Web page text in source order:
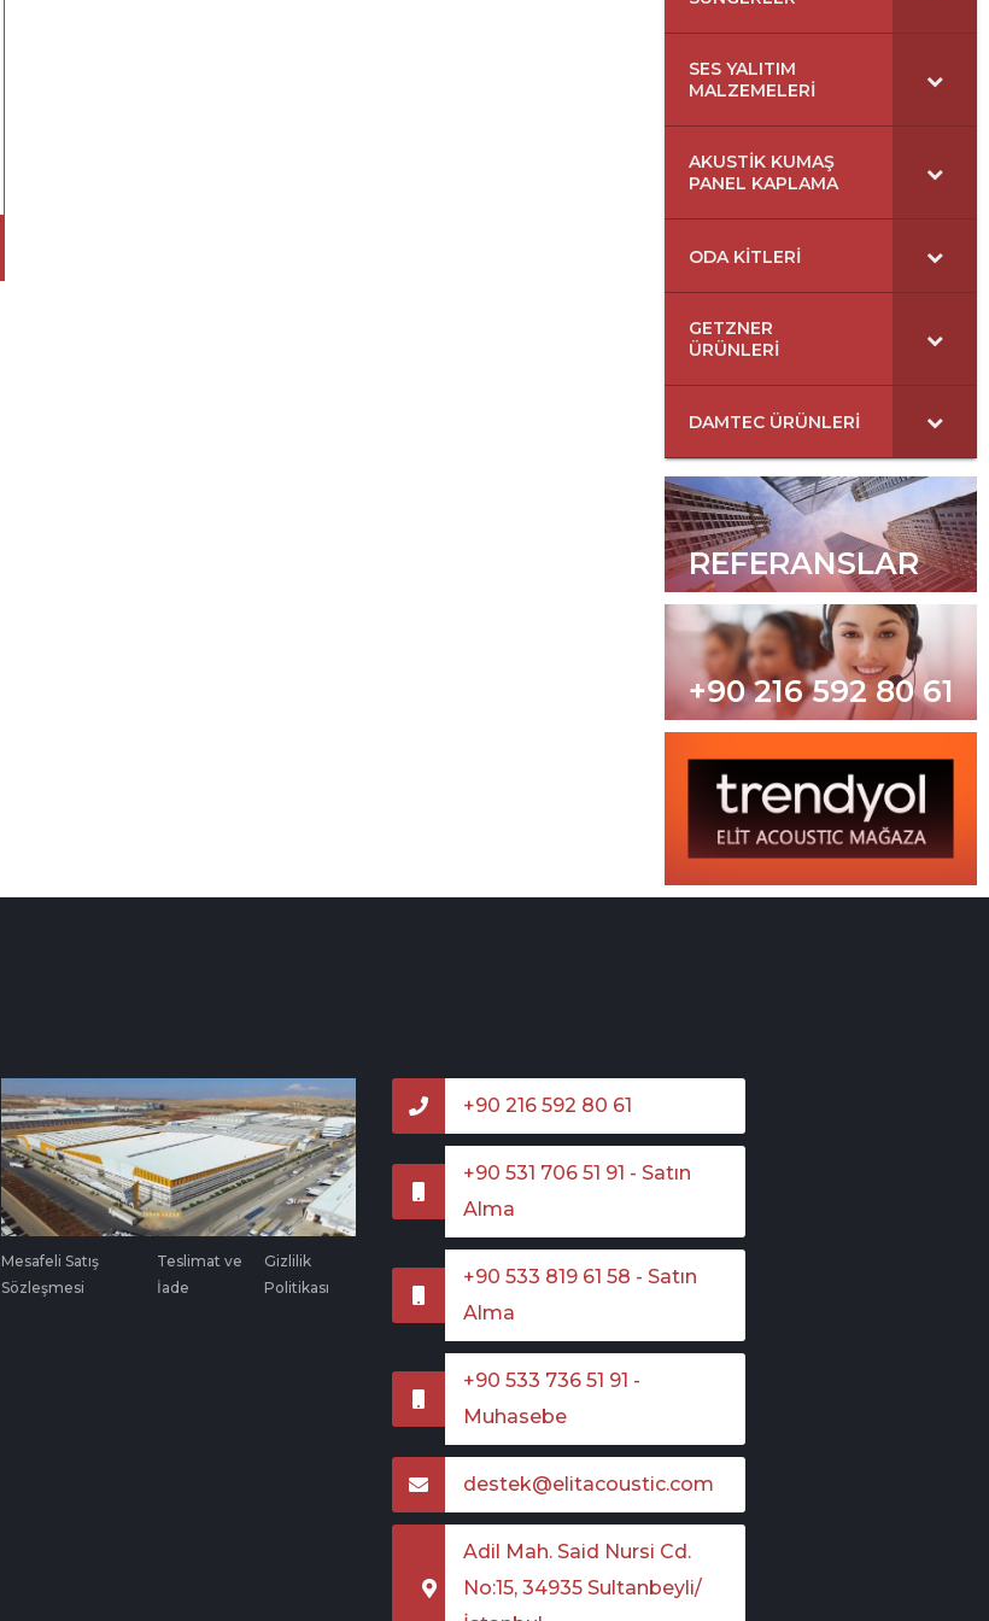
SES YALITIM
MALZEMELERI
AKUSTIK KUMAŞ
PANEL KAPLAMA
ODA KITLERI
GETZNER
ÜRÜNLERI
DAMTEC ÜRÜNLERI
REFERANSLAR
+90 216 592 80 61
Mesafeli Satış
Sözleşmesi
Teslimat ve
İade
Gizlilik
Politikası
+90 216 592 80 61
+90 531 706 51 91 - Satın
Alma
+90 533 819 61 58 - Satın
Alma
+90 533 736 51 91 -
Muhasebe
destek@elitacoustic.com
Adil Mah. Said Nursi Cd.
No:15, 34935 Sultanbeyli/